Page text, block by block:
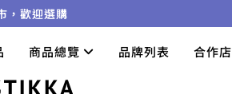
，歡迎選購
商品總覽 品牌列表 合作